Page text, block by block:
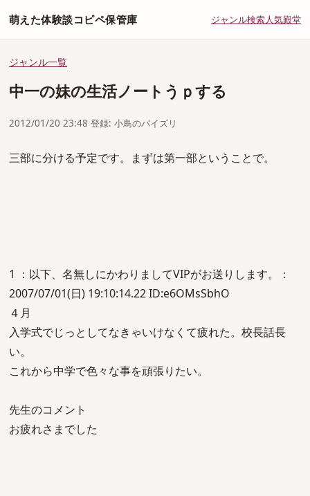
萌えた体験談コピペ保管庫 ジャンル検索人気殿堂
ジャンル一覧
中一の妹の生活ノートうｐする
2012/01/20 23:48 登録: 小鳥のパイズリ
三部に分ける予定です。まずは第一部ということで。
1 ：以下、名無しにかわりましてVIPがお送りします。：
2007/07/01(日) 19:10:14.22 ID:e6OMsSbhO
４月
入学式でじっとしてなきゃいけなくて疲れた。校長話長
い。
これから中学で色々な事を頑張りたい。
先生のコメント
お疲れさまでした